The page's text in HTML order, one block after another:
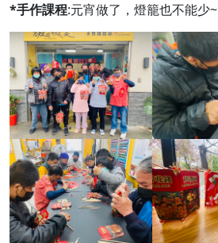
*手作課程:元宵做了，燈籠也不能少~